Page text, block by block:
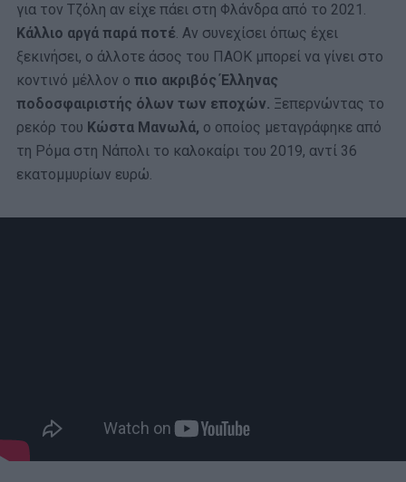
για τον Τζόλη αν είχε πάει στη Φλάνδρα από το 2021.
Κάλλιο αργά παρά ποτέ. Αν συνεχίσει όπως έχει
ξεκινήσει, ο άλλοτε άσος του ΠΑΟΚ μπορεί να γίνει στο
κοντινό μέλλον ο πιο ακριβός Έλληνας
ποδοσφαιριστής όλων των εποχών. Ξεπερνώντας το
ρεκόρ του Κώστα Μανωλά, ο οποίος μεταγράφηκε από
τη Ρόμα στη Νάπολι το καλοκαίρι του 2019, αντί 36
εκατομμυρίων ευρώ.